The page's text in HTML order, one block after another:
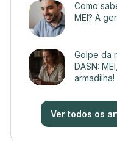
Como
MEI? A
Golpe da
DASN:
armadilha!
Ver todos os